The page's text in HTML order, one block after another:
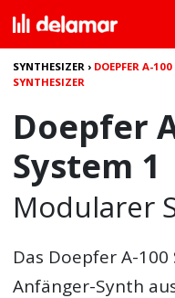
SYNTHESIZER › DOEPFER A-
SYNTHESIZER
Doepfer
System 1
Modularer
Das Doepfer A-
Anfänger-Synth